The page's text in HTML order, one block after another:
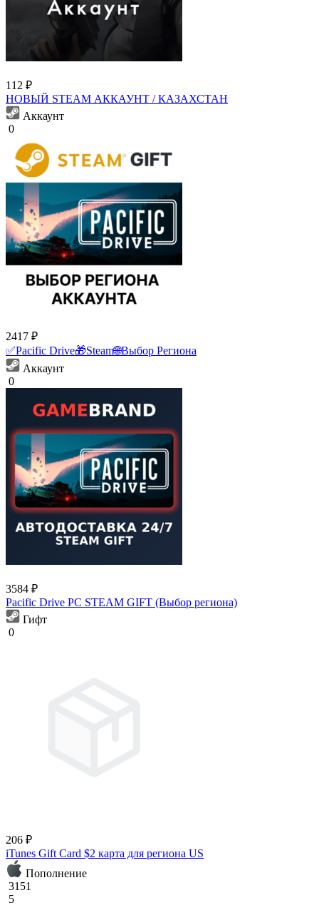
112 ₽
НОВЫЙ STEAM АККАУНТ / КАЗАХСТАН
Аккаунт
0
2417 ₽
✅Pacific Drive🎁Steam🌐Выбор Региона
Аккаунт
0
3584 ₽
Pacific Drive PC STEAM GIFT (Выбор региона)
Гифт
0
206 ₽
iTunes Gift Card $2 карта для региона US
Пополнение
3151
5